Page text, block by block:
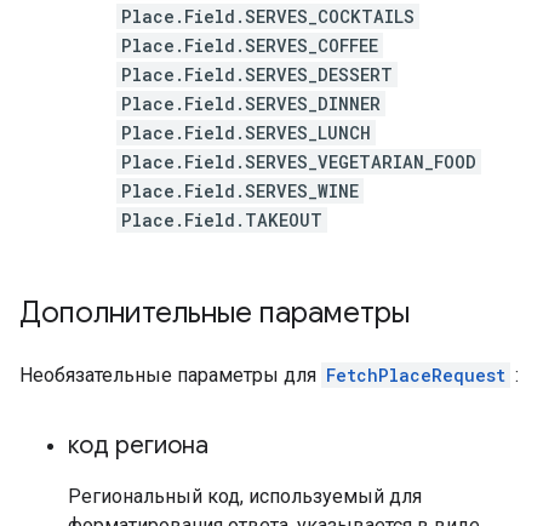
Place.Field.SERVES_COCKTAILS
Place.Field.SERVES_COFFEE
Place.Field.SERVES_DESSERT
Place.Field.SERVES_DINNER
Place.Field.SERVES_LUNCH
Place.Field.SERVES_VEGETARIAN_FOOD
Place.Field.SERVES_WINE
Place.Field.TAKEOUT
Дополнительные параметры
Необязательные параметры для FetchPlaceRequest :
код региона
Региональный код, используемый для